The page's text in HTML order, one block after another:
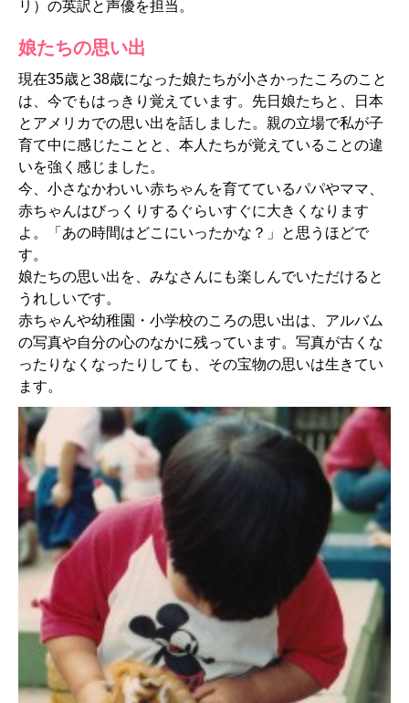
リ）の英訳と声優を担当。
娘たちの思い出
現在35歳と38歳になった娘たちが小さかったころのこと
は、今でもはっきり覚えています。先日娘たちと、日本
とアメリカでの思い出を話しました。親の立場で私が子
育て中に感じたことと、本人たちが覚えていることの違
いを強く感じました。
今、小さなかわいい赤ちゃんを育てているパパやママ、
赤ちゃんはびっくりするぐらいすぐに大きくなります
よ。「あの時間はどこにいったかな？」と思うほどで
す。
娘たちの思い出を、みなさんにも楽しんでいただけると
うれしいです。
赤ちゃんや幼稚園・小学校のころの思い出は、アルバム
の写真や自分の心のなかに残っています。写真が古くな
ったりなくなったりしても、その宝物の思いは生きてい
ます。